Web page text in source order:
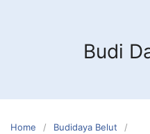
Budi
Home
Budidaya Belut